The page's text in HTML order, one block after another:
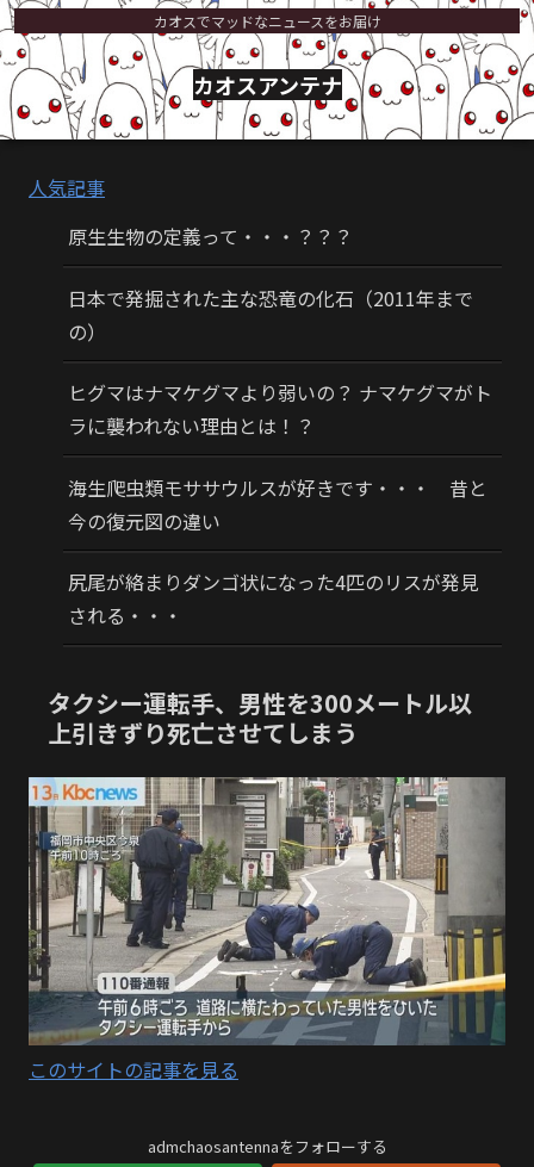
カオスでマッドなニュースをお届け
カオスアンテナ
人気記事
原生生物の定義って・・・？？？
日本で発掘された主な恐竜の化石（2011年まで
の）
ヒグマはナマケグマより弱いの？ ナマケグマがト
ラに襲われない理由とは！？
海生爬虫類モササウルスが好きです・・・ 昔と
今の復元図の違い
尻尾が絡まりダンゴ状になった4匹のリスが発見
される・・・
タクシー運転手、男性を300メートル以
上引きずり死亡させてしまう
このサイトの記事を見る
admchaosantennaをフォローする